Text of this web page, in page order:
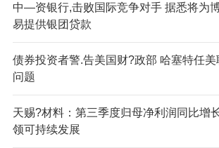
中—资银行,击败国际竞争对手 据悉将为
易提供银团贷款
债券投资者警.告美国财?政部 哈塞特任
问题
天赐?材料：第三季度归母净利润同比增
领可持续发展